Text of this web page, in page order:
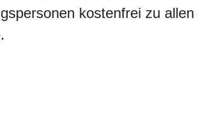
kostenfrei zu allen